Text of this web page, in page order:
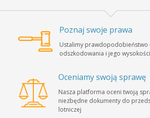
Poznaj swoje prawa
Ustalimy prawdopodobieństwo
odszkodowania i jego wysokości
Oceniamy swoją sprawę
Nasza platforma oceni twoją
niezbędne dokumenty do
lotniczej